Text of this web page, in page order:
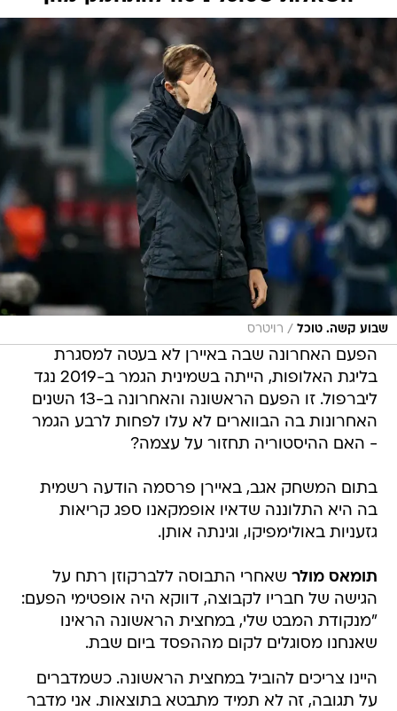
שבוע קשה. טוכל / רויטרס
הפעם האחרונה שבה באיירן לא בעטה למסגרת
בליגת האלופות, הייתה בשמינית הגמר ב-2019 נגד
ליברפול. זו הפעם הראשונה והאחרונה ב-13 השנים
האחרונות בה הבווארים לא עלו לפחות לרבע הגמר
- האם ההיסטוריה תחזור על עצמה?
בתום המשחק אגב, באיירן פרסמה הודעה רשמית
בה היא התלוננה שדאיו אופמקאנו ספג קריאות
גזעניות באולימפיקו, וגינתה אותן.
תומאס מולר שאחרי התבוסה ללברקוזן רתח על
הגישה של חבריו לקבוצה, דווקא היה אופטימי הפעם:
"מנקודת המבט שלי, במחצית הראשונה הראינו
שאנחנו מסוגלים לקום מההפסד ביום שבת.
היינו צריכים להוביל במחצית הראשונה. כשמדברים
על תגובה, זה לא תמיד מתבטא בתוצאות. אני מדבר